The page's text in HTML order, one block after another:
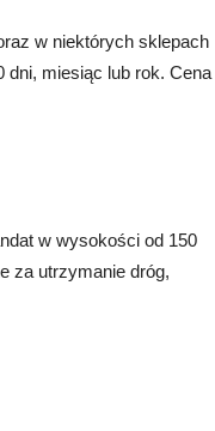
w niektórych sklepach
dni, miesiąc lub rok. Cena
w wysokości od 150
za utrzymanie dróg,